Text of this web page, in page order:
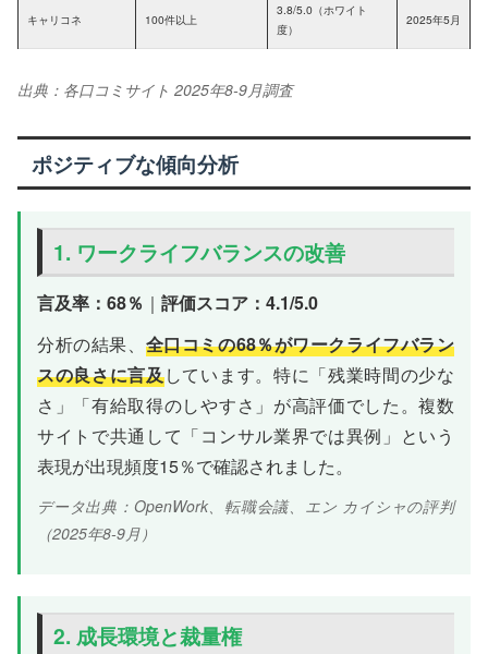
キャリコネ 100件以上
3.8/5.0（ホワイト
度）
2025年5月
出典：各口コミサイト 2025年8-9月調査
ポジティブな傾向分析
1. ワークライフバランスの改善
言及率：68％ ｜ 評価スコア：4.1/5.0
分析の結果、 全口コミの68％がワークライフバラン
スの良さに言及しています。特に「残業時間の少な
さ」「有給取得のしやすさ」が高評価でした。複数
サイトで共通して「コンサル業界では異例」という
表現が出現頻度15％で確認されました。
データ出典：OpenWork、転職会議、エン カイシャの評判
（2025年8-9月）
2. 成長環境と裁量権